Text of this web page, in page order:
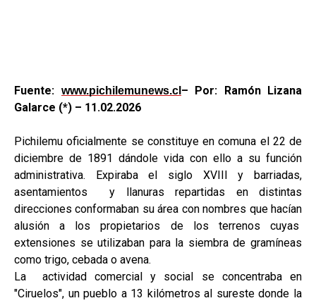
Fuente: www.pichilemunews.cl – Por: Ramón Lizana
Galarce (*) – 11.02.2026
Pichilemu oficialmente se constituye en comuna el 22 de
diciembre de 1891 dándole vida con ello a su función
administrativa. Expiraba el siglo XVIII y barriadas,
asentamientos y llanuras repartidas en distintas
direcciones conformaban su área con nombres que hacían
alusión a los propietarios de los terrenos cuyas
extensiones se utilizaban para la siembra de gramíneas
como trigo, cebada o avena.
La actividad comercial y social se concentraba en
"Ciruelos", un pueblo a 13 kilómetros al sureste donde la